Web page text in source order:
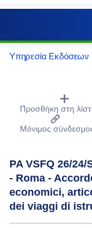
Υπηρεσία Εκδόσεων
Προσθήκη στη
Μόνιμος
PA VSFQ 26/
- Roma -
economici,
dei viaggi di